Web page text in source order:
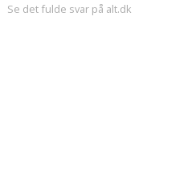
Se det fulde svar på alt.dk